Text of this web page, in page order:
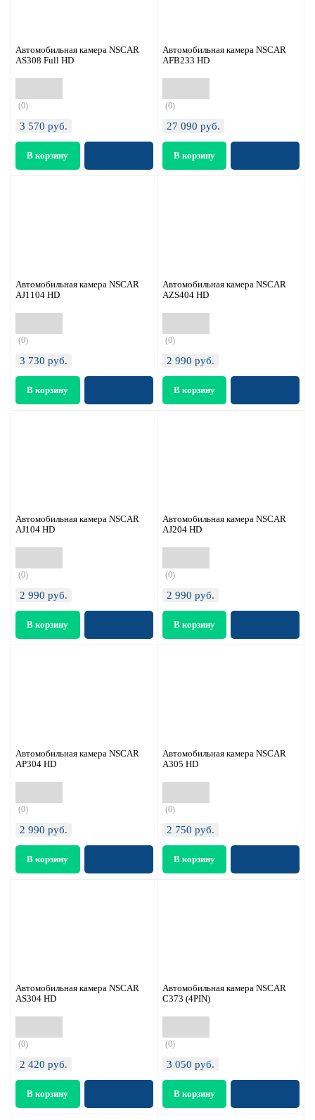
Автомобильная камера NSCAR
AS308 Full HD
(0)
3 570 руб.
Автомобильная камера NSCAR
AFB233 HD
(0)
27 090 руб.
Автомобильная камера NSCAR
AJ1104 HD
(0)
3 730 руб.
Автомобильная камера NSCAR
AZS404 HD
(0)
2 990 руб.
Автомобильная камера NSCAR
AJ104 HD
(0)
2 990 руб.
Автомобильная камера NSCAR
AJ204 HD
(0)
2 990 руб.
Автомобильная камера NSCAR
AP304 HD
(0)
2 990 руб.
Автомобильная камера NSCAR
A305 HD
(0)
2 750 руб.
Автомобильная камера NSCAR
AS304 HD
(0)
2 420 руб.
Автомобильная камера NSCAR
С373 (4PIN)
(0)
3 050 руб.